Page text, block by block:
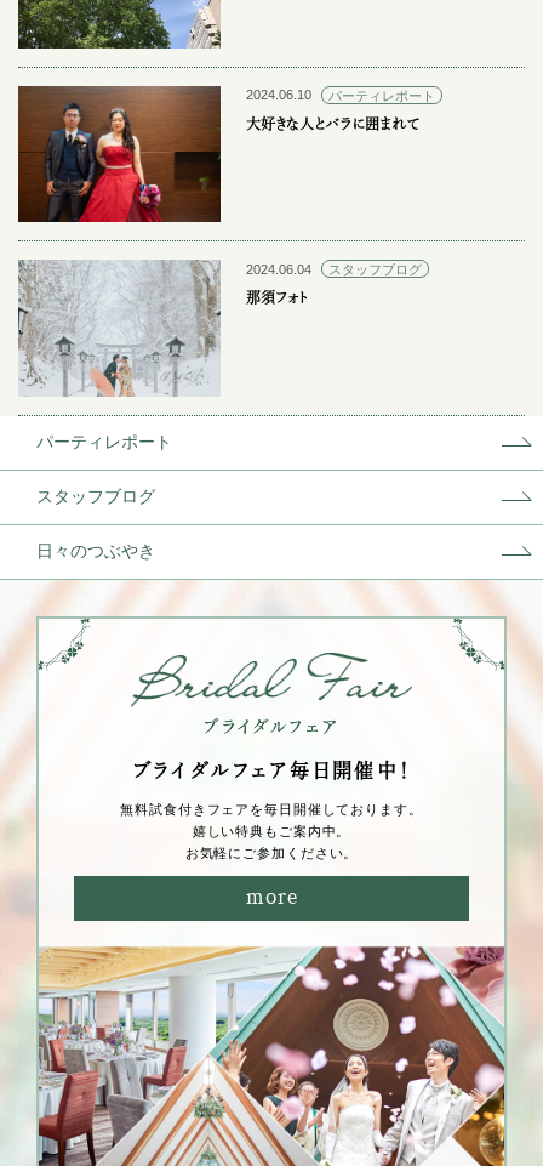
2024.06.10
パーティレポート
大好きな人とバラに囲まれて
2024.06.04
スタッフブログ
那須フォト
パーティレポート
スタッフブログ
日々のつぶやき
ブライダルフェア毎⽇開催中！
無料試⾷付きフェアを毎⽇開催しております。
嬉しい特典もご案内中。
お気軽にご参加ください。
more